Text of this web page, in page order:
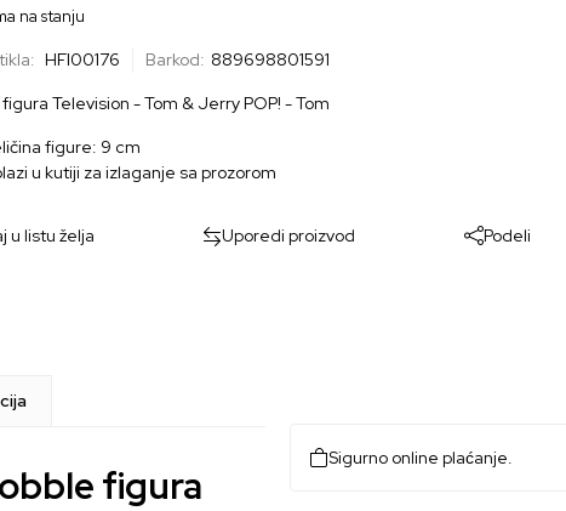
na stanju
HFI00176 Barkod: 889698801591
Television - Tom & Jerry POP! - Tom
figure: 9 cm
u kutiji za izlaganje sa prozorom
u listu želja Uporedi proizvod Podeli
figura
Sigurno online plaćanje.